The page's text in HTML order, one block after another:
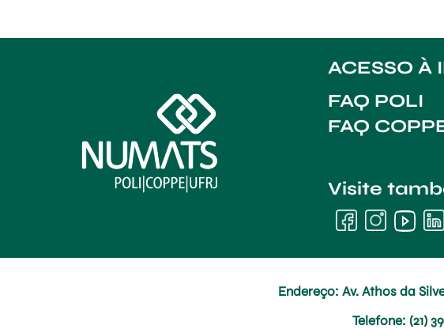
ACESSO À
FAQ POLI
FAQ
Visite
Endereço: Av. Athos da
Telefone: (21)